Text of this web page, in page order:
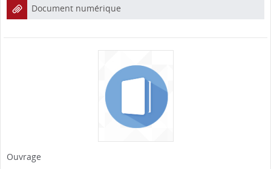
Document numérique
Ouvrage